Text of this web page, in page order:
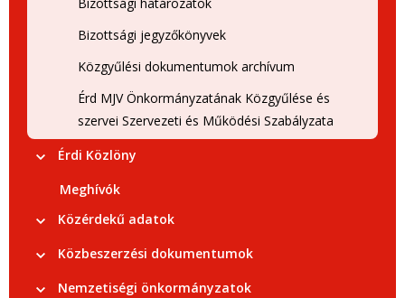
Bizottsági jegyzőkönyvek
Közgyűlési dokumentumok archívum
Érd MJV Önkormányzatának Közgyűlése és
szervei Szervezeti és Működési Szabályzata
Érdi Közlöny
Meghívók
Közérdekű adatok
Közbeszerzési dokumentumok
Nemzetiségi önkormányzatok